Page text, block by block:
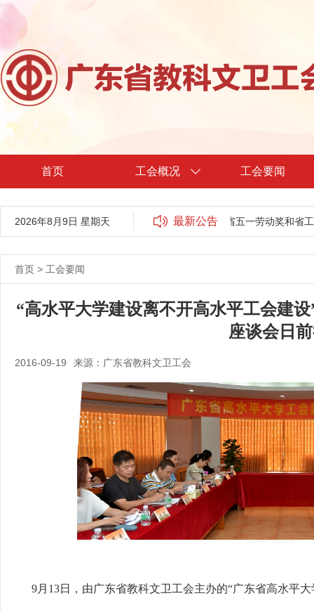
首页 工会概况 工会要闻
2026年8月9日 星期天 最新公告
关于广东省教科文卫工会2024年省五一劳动奖和省工
首页 > 工会要闻
“高水平大学建设离不开高水平工会建
座谈会日
2016-09-19 来源：广东省教科文卫工会
9月 13日，由广东省教科文卫工会主办的“广东省高水平